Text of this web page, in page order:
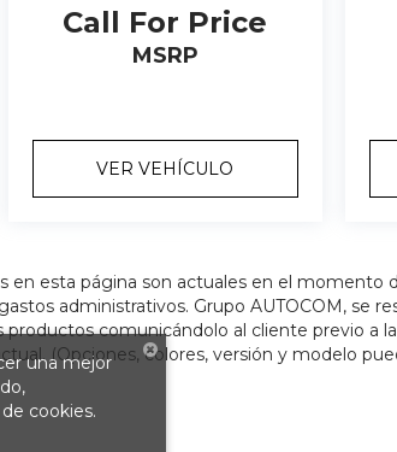
Call For Price
MSRP
VER VEHÍCULO
en esta página son actuales en el momento
administrativos. Grupo AUTOCOM, se
productos comunicándolo al cliente previo a
(Opciones, colores, versión y modelo
una mejor
cookies.